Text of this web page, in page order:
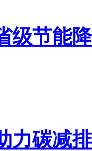
级节能
力碳减排